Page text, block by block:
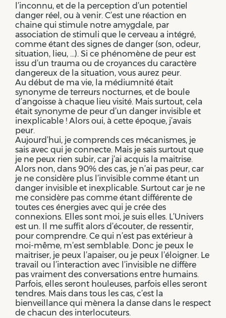
l’inconnu, et de la perception d’un potentiel
danger réel, ou à venir. C’est une réaction en
chaine qui stimule notre amygdale, par
association de stimuli que le cerveau a intégré,
comme étant des signes de danger (son, odeur,
situation, lieu, …). Si ce phénomène de peur est
issu d’un trauma ou de croyances du caractère
dangereux de la situation, vous aurez peur.
Au début de ma vie, la médiumnité était
synonyme de terreurs nocturnes, et de boule
d’angoisse à chaque lieu visité. Mais surtout, cela
était synonyme de peur d’un danger invisible et
inexplicable ! Alors oui, à cette époque, j’avais
peur.
Aujourd’hui, je comprends ces mécanismes, je
sais avec qui je connecte. Mais je sais surtout que
je ne peux rien subir, car j’ai acquis la maitrise.
Alors non, dans 90% des cas, je n’ai pas peur, car
je ne considère plus l’invisible comme étant un
danger invisible et inexplicable. Surtout car je ne
me considère pas comme étant différente de
toutes ces énergies avec qui je crée des
connexions. Elles sont moi, je suis elles. L’Univers
est un. Il me suffit alors d’écouter, de ressentir,
pour comprendre. Ce qui n’est pas extérieur à
moi-même, m’est semblable. Donc je peux le
maitriser, je peux l’apaiser, ou je peux l’éloigner. Le
travail ou l’interaction avec l’invisible ne diffère
pas vraiment des conversations entre humains.
Parfois, elles seront houleuses, parfois elles seront
tendres. Mais dans tous les cas, c’est la
bienveillance qui mènera la danse dans le respect
de chacun des interlocuteurs.